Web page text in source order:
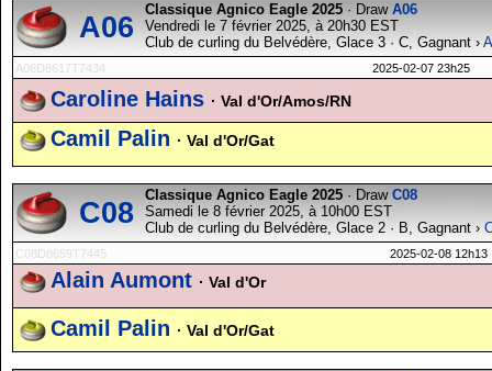
A06
Classique Agnico Eagle 2025 · Draw A06
Vendredi le 7 février 2025, à 20h30 EST
Club de curling du Belvédère, Glace 3 · C, Gagnant ›
A06D8617T7434 2025-02-07 23h25
Caroline Hains · Val d'Or/Amos/RN
Camil Palin · Val d'Or/Gat
C08
Classique Agnico Eagle 2025 · Draw C08
Samedi le 8 février 2025, à 10h00 EST
Club de curling du Belvédère, Glace 2 · B, Gagnant ›
C08D8659T7445 2025-02-08 12h13
Alain Aumont · Val d'Or
Camil Palin · Val d'Or/Gat